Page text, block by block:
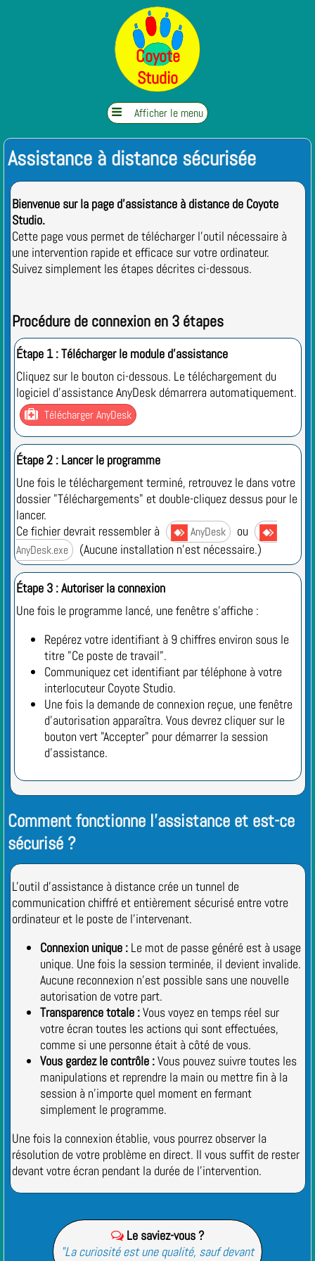
Assistance à distance sécurisée
Bienvenue sur la page d'assistance à distance de Coyote
Studio.
Cette page vous permet de télécharger l'outil nécessaire à
une intervention rapide et efficace sur votre ordinateur.
Suivez simplement les étapes décrites ci-dessous.
Procédure de connexion en 3 étapes
Étape 1 : Télécharger le module d'assistance
Cliquez sur le bouton ci-dessous. Le téléchargement du
logiciel d'assistance AnyDesk démarrera automatiquement.
 Télécharger AnyDesk
Étape 2 : Lancer le programme
Une fois le téléchargement terminé, retrouvez le dans votre
dossier "Téléchargements" et double-cliquez dessus pour le
lancer.
Ce fichier devrait ressembler à
AnyDesk ou
AnyDesk.exe (Aucune installation n'est nécessaire.)
Étape 3 : Autoriser la connexion
Une fois le programme lancé, une fenêtre s'affiche :
Repérez votre identifiant à 9 chiffres environ sous le
titre "Ce poste de travail".
Communiquez cet identifiant par téléphone à votre
interlocuteur Coyote Studio.
Une fois la demande de connexion reçue, une fenêtre
d'autorisation apparaîtra. Vous devrez cliquer sur le
bouton vert "Accepter" pour démarrer la session
d'assistance.
Comment fonctionne l'assistance et est-ce
sécurisé ?
L'outil d'assistance à distance crée un tunnel de
communication chiffré et entièrement sécurisé entre votre
ordinateur et le poste de l'intervenant.
Connexion unique : Le mot de passe généré est à usage
unique. Une fois la session terminée, il devient invalide.
Aucune reconnexion n'est possible sans une nouvelle
autorisation de votre part.
Transparence totale :Vous voyez en temps réel sur
votre écran toutes les actions qui sont effectuées,
comme si une personne était à côté de vous.
Vous gardez le contrôle :Vous pouvez suivre toutes les
manipulations et reprendre la main ou mettre fin à la
session à n'importe quel moment en fermant
simplement le programme.
Une fois la connexion établie, vous pourrez observer la
résolution de votre problème en direct. Il vous suffit de rester
devant votre écran pendant la durée de l'intervention.
Le saviez-vous ?
"La curiosité est une qualité, sauf devant
Coyote
Studio
 Afficher le menu